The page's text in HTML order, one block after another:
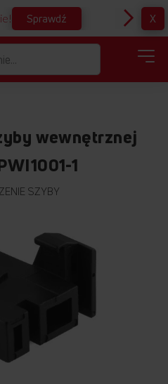
Sprawdź X
wewnętrznej
1
SZYBY